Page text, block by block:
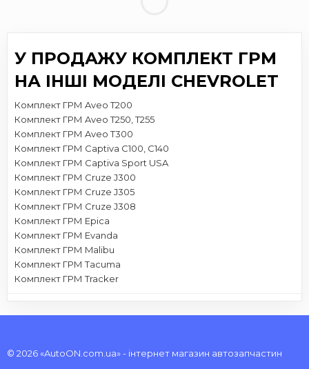
У ПРОДАЖУ КОМПЛЕКТ ГРМ
НА ІНШІ МОДЕЛІ CHEVROLET
Комплект ГРМ Aveo T200
Комплект ГРМ Aveo T250, T255
Комплект ГРМ Aveo T300
Комплект ГРМ Captiva C100, C140
Комплект ГРМ Captiva Sport USA
Комплект ГРМ Cruze J300
Комплект ГРМ Cruze J305
Комплект ГРМ Cruze J308
Комплект ГРМ Epica
Комплект ГРМ Evanda
Комплект ГРМ Malibu
Комплект ГРМ Tacuma
Комплект ГРМ Tracker
© 2026 «AutoON.com.ua» - інтернет магазин автозапчастин